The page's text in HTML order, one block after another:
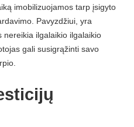
imobilizuojamos tarp įsigyto
Pavyzdžiui, yra
nereikia ilgalaikio ilgalaikio
gali susigrąžinti savo